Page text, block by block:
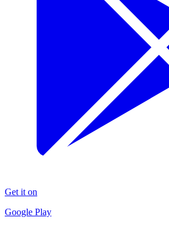
Get it on
Google Play